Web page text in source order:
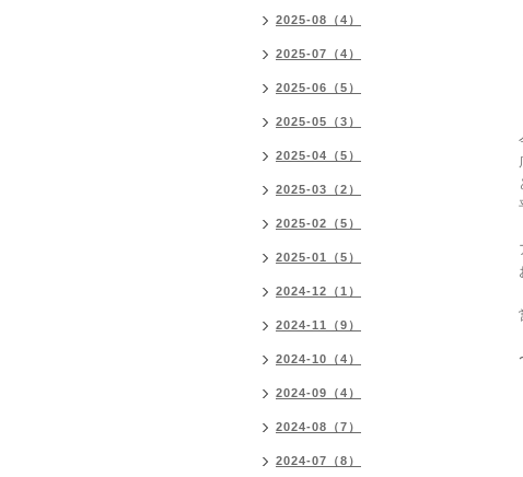
2025-08（4）
2025-07（4）
2025-06（5）
2025-05（3）
2025-04（5）
2025-03（2）
2025-02（5）
2025-01（5）
2024-12（1）
2024-11（9）
2024-10（4）
2024-09（4）
2024-08（7）
2024-07（8）